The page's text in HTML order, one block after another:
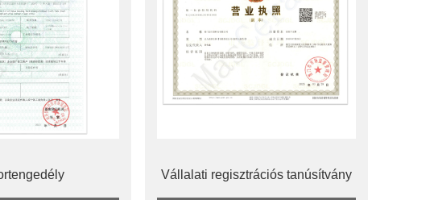
Vállalati regisztrációs tanúsítvány